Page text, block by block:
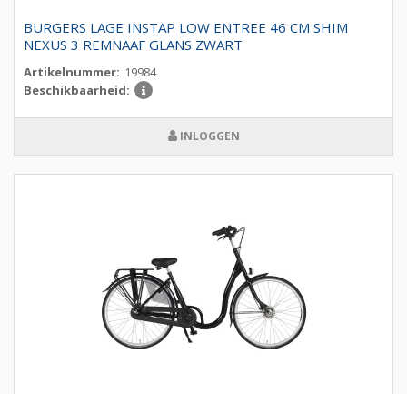
BURGERS LAGE INSTAP LOW ENTREE 46 CM SHIM
NEXUS 3 REMNAAF GLANS ZWART
Artikelnummer: 19984
Beschikbaarheid:
INLOGGEN